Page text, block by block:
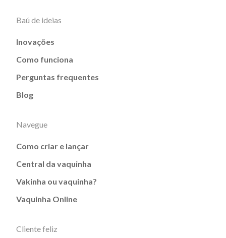
Baú de ideias
Inovações
Como funciona
Perguntas frequentes
Blog
Navegue
Como criar e lançar
Central da vaquinha
Vakinha ou vaquinha?
Vaquinha Online
Cliente feliz